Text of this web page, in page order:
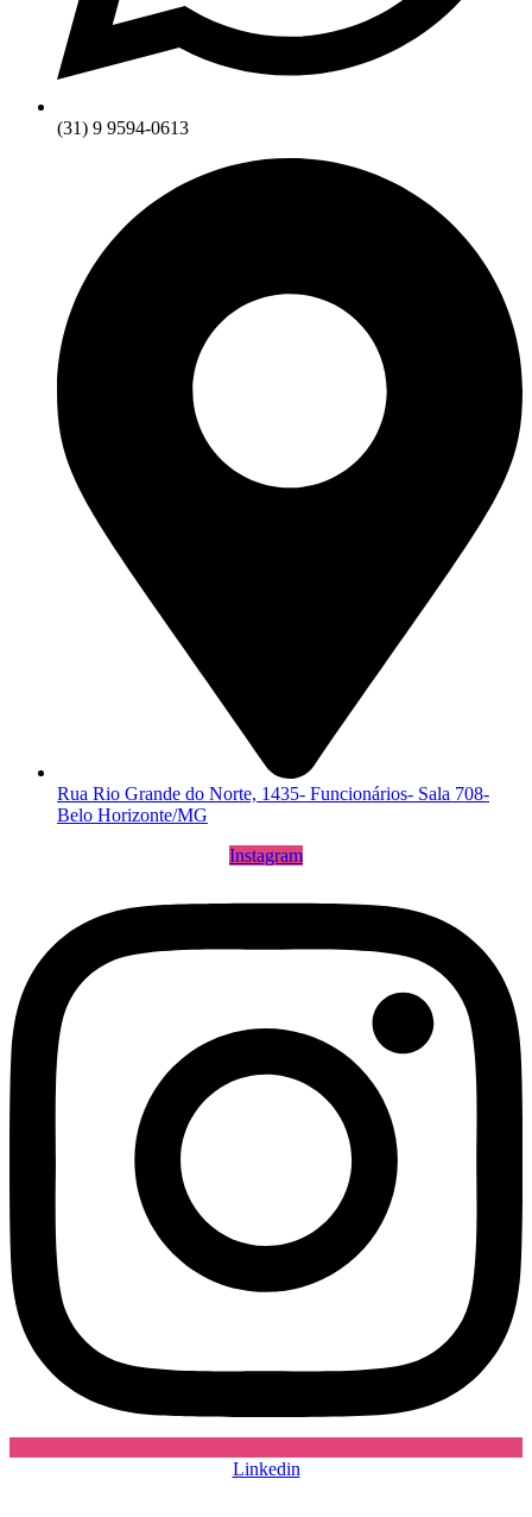
(31) 9 9594-0613
Rua Rio Grande do Norte, 1435- Funcionários- Sala 708-
Belo Horizonte/MG
Instagram
Linkedin